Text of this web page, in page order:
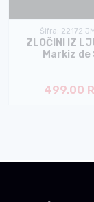
Šifra: 22172
ZLOČINI IZ
Markiz de
499.00